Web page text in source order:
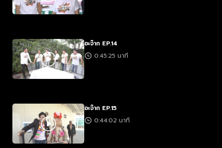
อะจ๊าก EP.14
0:45:25 นาที
อะจ๊าก EP.15
0:44:02 นาที